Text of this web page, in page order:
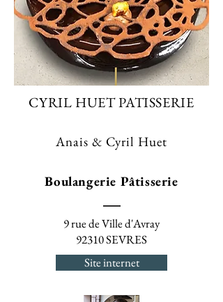
CYRIL HUET PATISSERIE
Anais & Cyril Huet
Boulangerie Pâtisserie
9 rue de Ville d'Avray
92310 SEVRES
Site internet